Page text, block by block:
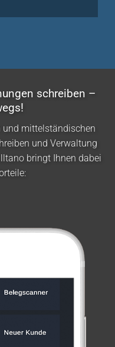
schreiben –
mittelständischen
und Verwaltung
bringt Ihnen dabei